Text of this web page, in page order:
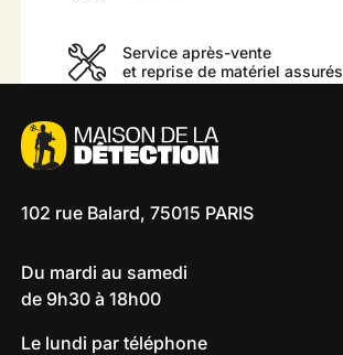
Service après-vente
et reprise de matériel assurés
102 rue Balard, 75015 PARIS
Du mardi au samedi
de 9h30 à 18h00
Le lundi par téléphone